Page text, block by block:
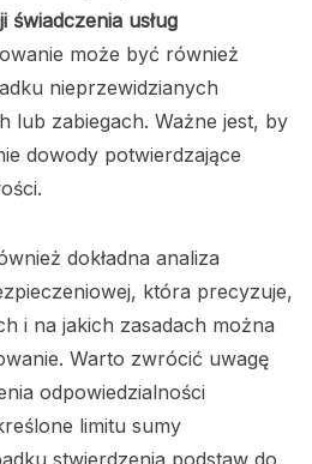
świadczenia usług
może być również
nieprzewidzianych
lub zabiegach. Ważne jest, by
dowody potwierdzające
dokładna analiza
która precyzuje,
i na jakich zasadach można
Warto zwrócić uwagę
odpowiedzialności
limitu sumy